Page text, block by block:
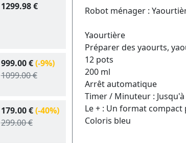
1299.98 €
999.00 €(-9%)
1099.00 €
179.00 €(-40%)
299.00 €
Robot ménager :
Yaourtière
Préparer des yaourts,
12 pots
200 ml
Arrêt automatique
Timer / Minuteur : Jusqu'à
Le + : Un format compact
Coloris bleu